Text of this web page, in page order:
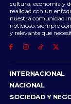
cultura, economía y
realidad con un
nuestra comunidad
noticioso, siempre
y relevante que
INTERNACIONAL
NACIONAL
SOCIEDAD Y